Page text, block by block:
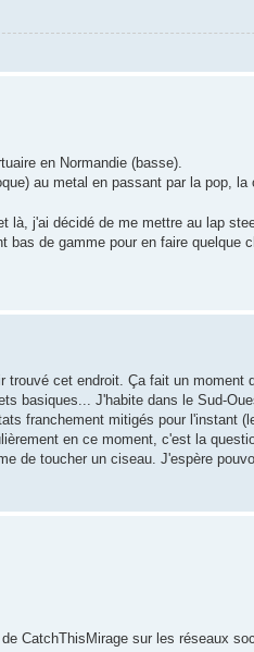
en Normandie (basse).
au metal en passant par la pop,
j'ai décidé de me mettre au lap
de gamme pour en faire quelque
cet endroit. Ça fait un moment
basiques... J'habite dans le Sud-
franchement mitigés pour l'instant
en ce moment, c'est la
de toucher un ciseau. J'espère
CatchThisMirage sur les réseaux